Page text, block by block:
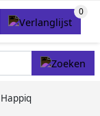
Happiq